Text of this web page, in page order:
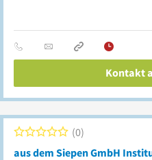
Kontakt
aus dem Siepen GmbH
0